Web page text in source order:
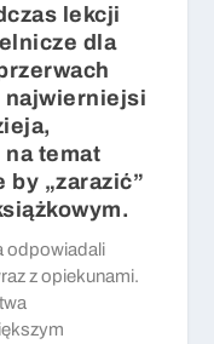
lekcji
dla
najwierniejsi
temat
by „zarazić”
odpowiadali
z opiekunami.